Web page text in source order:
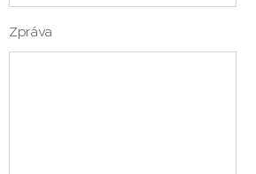
Zpráva